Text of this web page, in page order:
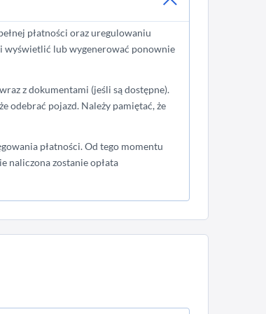
płatności oraz uregulowaniu
wyświetlić lub wygenerować ponownie
z dokumentami (jeśli są dostępne).
odebrać pojazd. Należy pamiętać, że
płatności. Od tego momentu
naliczona zostanie opłata